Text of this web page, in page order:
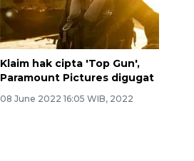
Klaim hak cipta 'Top Gun',
Paramount Pictures digugat
08 June 2022 16:05 WIB, 2022